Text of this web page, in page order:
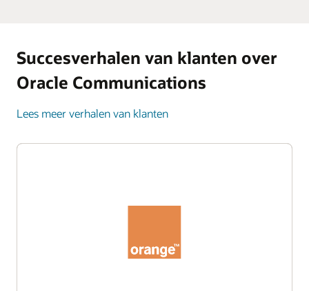
Succesverhalen van klanten over
Oracle Communications
Lees meer verhalen van klanten